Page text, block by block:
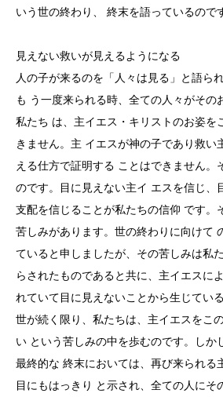
いう世の終わり、 終末を語っているので
見えない救いが見えるようになる
人の子が来るのを「人々は見る」と語ら
も う一度来られる時、全ての人々がその
私たち は、主イエス・キリストのお姿を
きません。主 イエスが神の子であり救い
える仕方で証明する ことはできません。
のです。目に見えない主イ エスを信じ、
支配を信じることが私たちの信仰 です。
苦しみがあります。世の終わりに向けて
ていると申しましたが、その苦しみは私
らされたものであると共に、主イエスに
れていて目に見えないことから生じてい
世が続く限り、私たちは、主イエスをこ
い という苦しみの中を歩むのです。しか
最終的な 終末においては、再び来られる
目にもはっきり と示され、全ての人にそ